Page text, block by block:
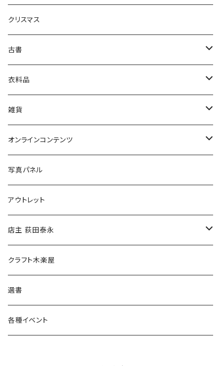
芸術・絵画・写真
絵本・児童書
娯楽・エンターテインメント
クリスマス
古書
古書セット
美術
衣料品
POLEWARDS
Tシャツ
雑貨
バッグ
ブックカバー
マグカップ
傘
食料品
その他
オンラインコンテンツ
冒険クロストーク
写真パネル
アウトレット
店主 荻田泰永
書籍
ウェア
クラフト木楽屋
選書
各種イベント